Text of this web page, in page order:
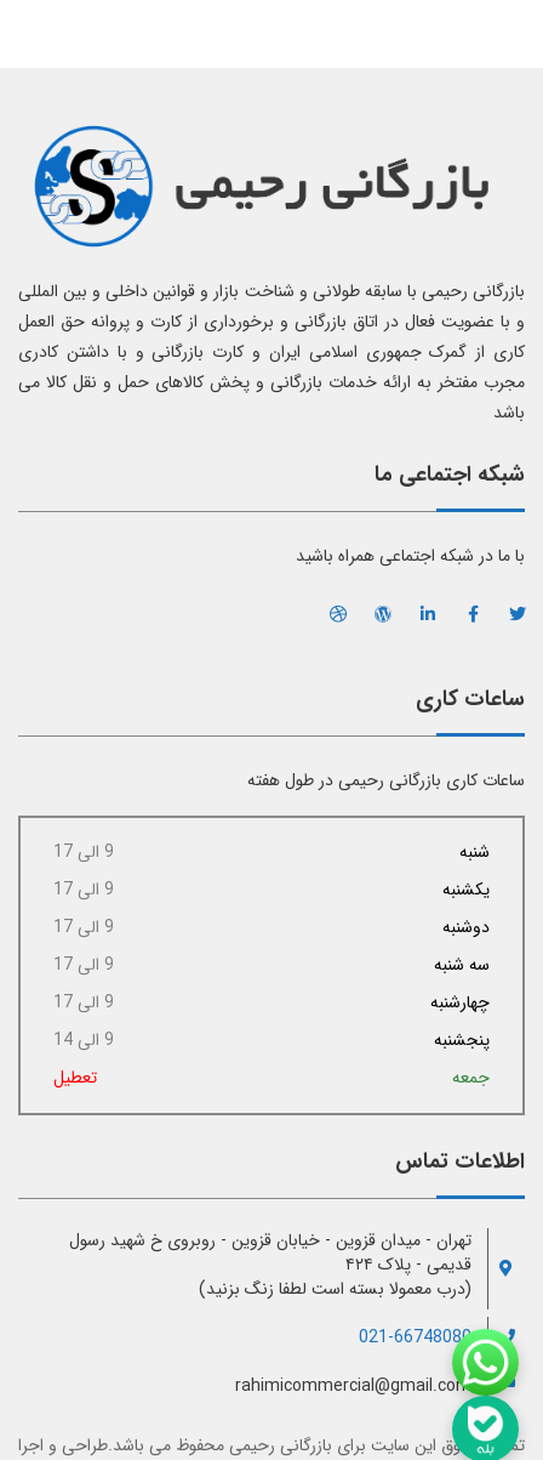
بازرگانی رحیمی با سابقه طولانی و شناخت بازار و قوانین داخلی و بین المللی
و با عضویت فعال در اتاق بازرگانی و برخورداری از کارت و پروانه حق العمل
کاری از گمرک جمهوری اسلامی ایران و کارت بازرگانی و با داشتن کادری
مجرب مفتخر به ارائه خدمات بازرگانی و پخش کالاهای حمل و نقل کالا می
باشد
شبکه اجتماعی ما
با ما در شبکه اجتماعی همراه باشید
ساعات کاری
ساعات کاری بازرگانی رحیمی در طول هفته
شنبه
9 الی 17
یکشنبه
9 الی 17
دوشنبه
9 الی 17
سه شنبه
9 الی 17
چهارشنبه
9 الی 17
پنجشنبه
9 الی 14
جمعه
تعطیل
اطلاعات تماس
تهران - میدان قزوین - خیابان قزوین - روبروی خ شهید رسول
قدیمی - پلاک ۴۲۴
(درب معمولا بسته است لطفا زنگ بزنید)
021-66748080
rahimicommercial@gmail.com
تمامی حقوق این سایت برای بازرگانی رحیمیمحفوظ می باشد.طراحی و اجرا